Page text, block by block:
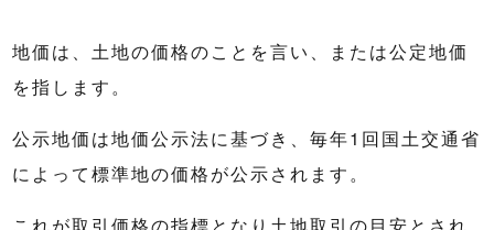
地価は、土地の価格のことを言い、または公定地価
を指します。
公示地価は地価公示法に基づき、毎年1回国土交通省
によって標準地の価格が公示されます。